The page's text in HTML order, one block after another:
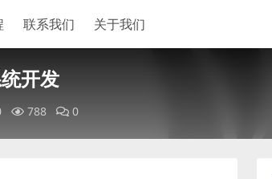
联系我们 关于我们
开发
788 0